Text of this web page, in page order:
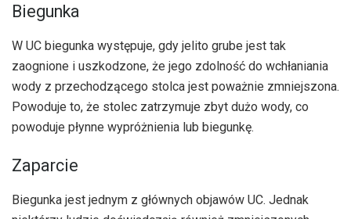
Biegunka
W UC biegunka występuje, gdy jelito grube jest tak
zaognione i uszkodzone, że jego zdolność do wchłaniania
wody z przechodzącego stolca jest poważnie zmniejszona.
Powoduje to, że stolec zatrzymuje zbyt dużo wody, co
powoduje płynne wypróżnienia lub biegunkę.
Zaparcie
Biegunka jest jednym z głównych objawów UC. Jednak